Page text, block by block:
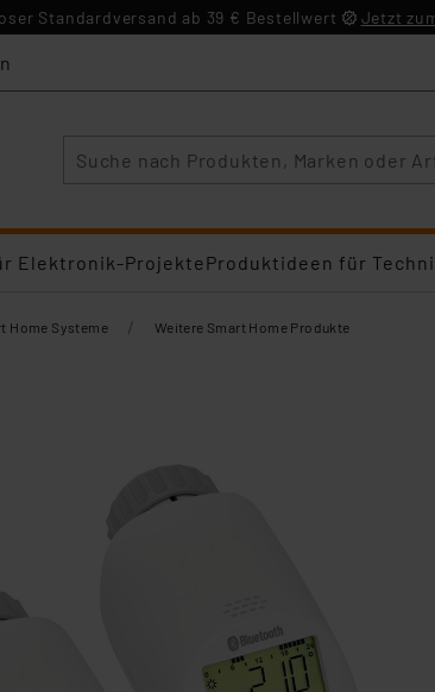
Standardversand ab 39 € Bestellwert Jetzt
Elektronik-ProjekteProduktideen für
Home Systeme / Weitere Smart Home Produkte